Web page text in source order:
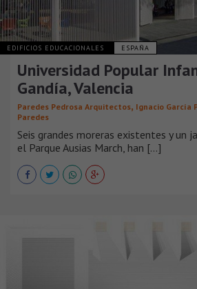
EDIFICIOS EDUCACIONALES ESPAÑA
Universidad Popular
Gandía, Valencia
Paredes Pedrosa Arquitectos, Ignacio García
Paredes
Seis grandes moreras existentes y un
el Parque Ausias March, han [...]